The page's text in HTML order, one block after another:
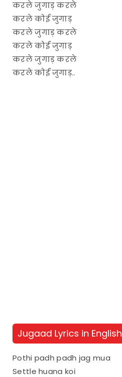
करले जुगाड़ करले
करले कोई जुगाड़
करले जुगाड़ करले
करले कोई जुगाड़
करले जुगाड़ करले
करले कोई जुगाड़..
Jugaad Lyrics in English
Pothi padh padh jag mua
Settle huana koi